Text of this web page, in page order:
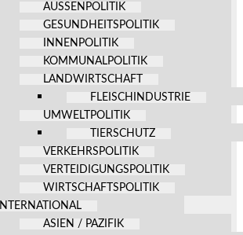
AUSSENPOLITIK
GESUNDHEITSPOLITIK
INNENPOLITIK
KOMMUNALPOLITIK
LANDWIRTSCHAFT
FLEISCHINDUSTRIE
UMWELTPOLITIK
TIERSCHUTZ
VERKEHRSPOLITIK
VERTEIDIGUNGSPOLITIK
WIRTSCHAFTSPOLITIK
INTERNATIONAL
ASIEN / PAZIFIK